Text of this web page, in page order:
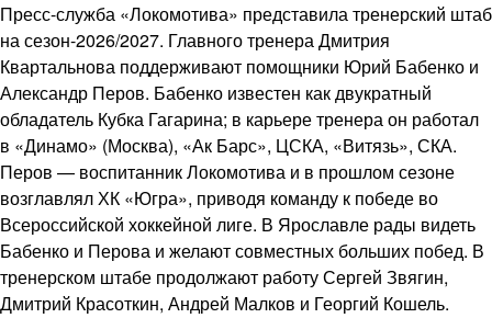
Пресс-служба «Локомотива» представила тренерский штаб
на сезон-2026/2027. Главного тренера Дмитрия
Квартальнова поддерживают помощники Юрий Бабенко и
Александр Перов. Бабенко известен как двукратный
обладатель Кубка Гагарина; в карьере тренера он работал
в «Динамо» (Москва), «Ак Барс», ЦСКА, «Витязь», СКА.
Перов — воспитанник Локомотива и в прошлом сезоне
возглавлял ХК «Югра», приводя команду к победе во
Всероссийской хоккейной лиге. В Ярославле рады видеть
Бабенко и Перова и желают совместных больших побед. В
тренерском штабе продолжают работу Сергей Звягин,
Дмитрий Красоткин, Андрей Малков и Георгий Кошель.